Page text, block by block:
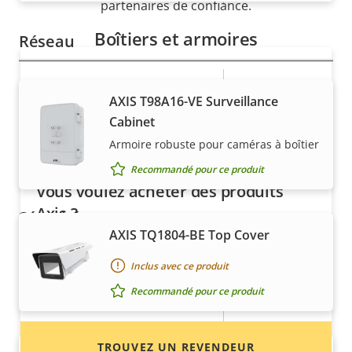
Réseau
de la
propriété
la
propriété
Classe PoE
Sans fil
Sécurité
Description
de la
Valeur de
Cryptage HTTPS
Boîtiers et armoires
AXIS T98A16-VE Surveillance
Cabinet
Armoire robuste pour caméras à boîtier
Recommandé pour ce produit
AXIS TQ1804-BE Top Cover
Inclus avec ce produit
Recommandé pour ce produit
partenaires de confiance.
Vous voulez acheter des produits
Axis ?
Trouvez des revendeurs, des intégrateurs
système et des installateurs de produits et de
systèmes Axis.
TROUVEZ UN REVENDEUR